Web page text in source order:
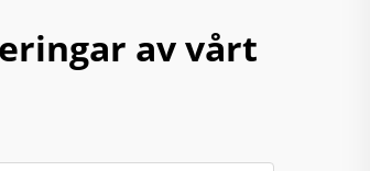
av vårt